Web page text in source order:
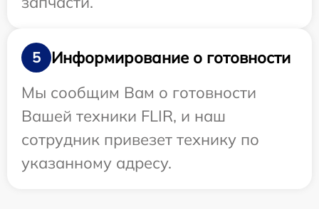
5
Информирование о готовности
Мы сообщим Вам о готовности
Вашей техники FLIR, и наш
сотрудник привезет технику по
указанному адресу.